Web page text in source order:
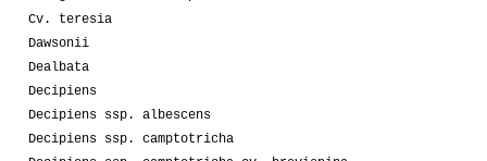
Cv. teresia
Dawsonii
Dealbata
Decipiens
Decipiens ssp. albescens
Decipiens ssp. camptotricha